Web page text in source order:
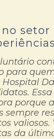
para
porque
sempre
da